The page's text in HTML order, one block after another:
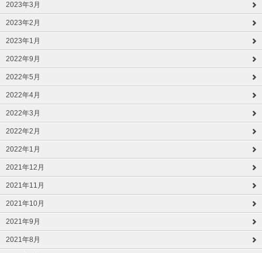
2023年3月
2023年2月
2023年1月
2022年9月
2022年5月
2022年4月
2022年3月
2022年2月
2022年1月
2021年12月
2021年11月
2021年10月
2021年9月
2021年8月